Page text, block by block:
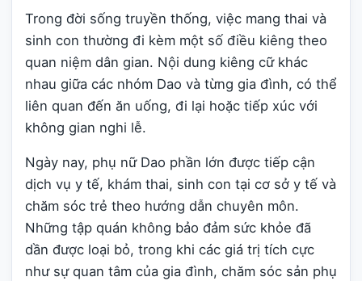
Trong đời sống truyền thống, việc mang thai và
sinh con thường đi kèm một số điều kiêng theo
quan niệm dân gian. Nội dung kiêng cữ khác
nhau giữa các nhóm Dao và từng gia đình, có thể
liên quan đến ăn uống, đi lại hoặc tiếp xúc với
không gian nghi lễ.
Ngày nay, phụ nữ Dao phần lớn được tiếp cận
dịch vụ y tế, khám thai, sinh con tại cơ sở y tế và
chăm sóc trẻ theo hướng dẫn chuyên môn.
Những tập quán không bảo đảm sức khỏe đã
dần được loại bỏ, trong khi các giá trị tích cực
như sự quan tâm của gia đình, chăm sóc sản phụ